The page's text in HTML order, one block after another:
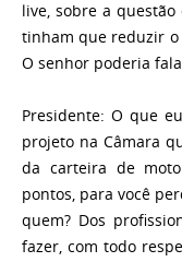
live, sobre a questão
tinham que reduzir o
O senhor poderia
Presidente: O que
projeto na Câmara
da carteira de
pontos, para você
quem? Dos
fazer, com todo